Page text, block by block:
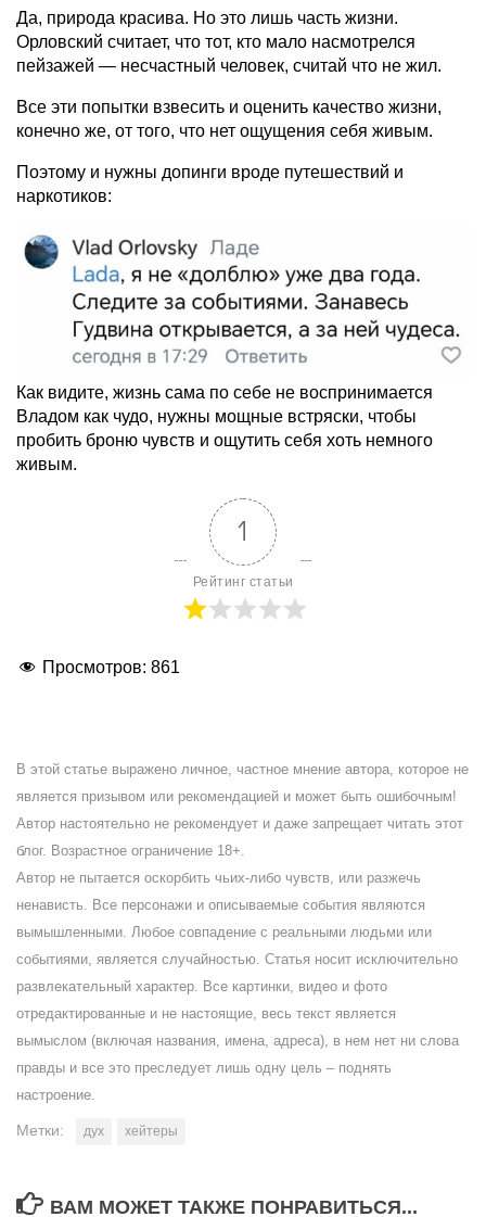
Да, природа красива. Но это лишь часть жизни.
Орловский считает, что тот, кто мало насмотрелся
пейзажей — несчастный человек, считай что не жил.
Все эти попытки взвесить и оценить качество жизни,
конечно же, от того, что нет ощущения себя живым.
Поэтому и нужны допинги вроде путешествий и
наркотиков:
Как видите, жизнь сама по себе не воспринимается
Владом как чудо, нужны мощные встряски, чтобы
пробить броню чувств и ощутить себя хоть немного
живым.
1
Рейтинг статьи
Просмотров: 861
В этой статье выражено личное, частное мнение автора, которое не
является призывом или рекомендацией и может быть ошибочным!
Автор настоятельно не рекомендует и даже запрещает читать этот
блог. Возрастное ограничение 18+.
Автор не пытается оскорбить чьих-либо чувств, или разжечь
ненависть. Все персонажи и описываемые события являются
вымышленными. Любое совпадение с реальными людьми или
событиями, является случайностью. Статья носит исключительно
развлекательный характер. Все картинки, видео и фото
отредактированные и не настоящие, весь текст является
вымыслом (включая названия, имена, адреса), в нем нет ни слова
правды и все это преследует лишь одну цель – поднять
настроение.
Метки: дух хейтеры
ВАМ МОЖЕТ ТАКЖЕ ПОНРАВИТЬСЯ...